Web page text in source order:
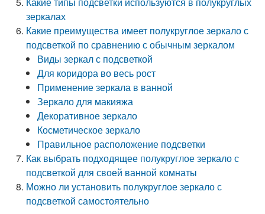
зеркалах
Какие преимущества имеет полукруглое зеркало с
подсветкой по сравнению с обычным зеркалом
Виды зеркал с подсветкой
Для коридора во весь рост
Применение зеркала в ванной
Зеркало для макияжа
Декоративное зеркало
Косметическое зеркало
Правильное расположение подсветки
Как выбрать подходящее полукруглое зеркало с
подсветкой для своей ванной комнаты
Можно ли установить полукруглое зеркало с
подсветкой самостоятельно